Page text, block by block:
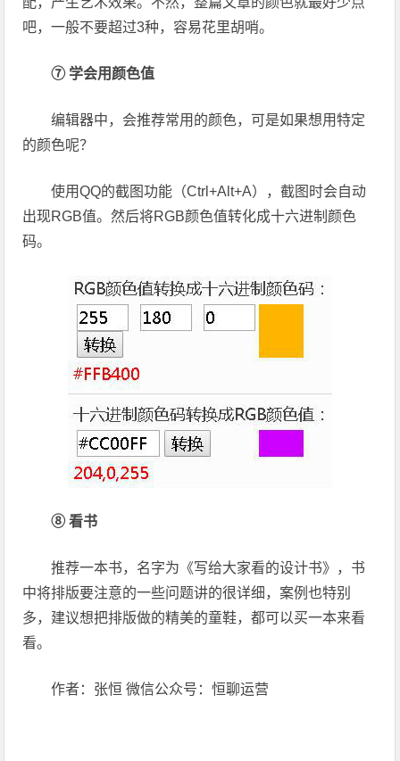
吧，一般不要超过3种，容易花里胡哨。
⑦ 学会用颜色值
编辑器中，会推荐常用的颜色，可是如果想用特定
的颜色呢？
使用QQ的截图功能（Ctrl+Alt+A），截图时会自动
出现RGB值。然后将RGB颜色值转化成十六进制颜色
码。
⑧ 看书
推荐一本书，名字为《写给大家看的设计书》，书
中将排版要注意的一些问题讲的很详细，案例也特别
多，建议想把排版做的精美的童鞋，都可以买一本来看
看。
作者：张恒 微信公众号：恒聊运营